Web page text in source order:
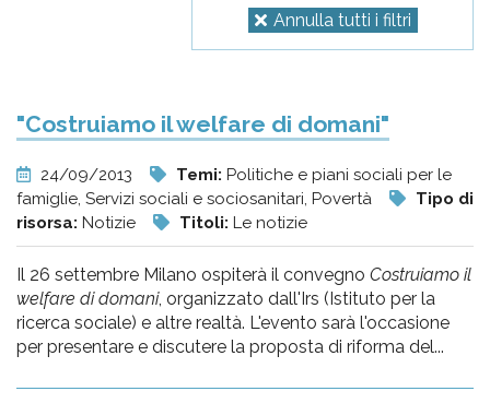
Annulla tutti i filtri
"Costruiamo il welfare di domani"
24/09/2013 Temi: Politiche e piani sociali per le
famiglie, Servizi sociali e sociosanitari, Povertà
Tipo di
risorsa: Notizie Titoli: Le notizie
Il 26 settembre Milano ospiterà il convegno Costruiamo il
welfare di domani, organizzato dall'Irs (Istituto per la
ricerca sociale) e altre realtà. L'evento sarà l'occasione
per presentare e discutere la proposta di riforma del...